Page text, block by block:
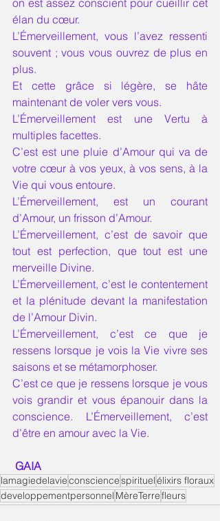
on est assez conscient pour cueillir cet
élan du cœur.
L’Émerveillement, vous l’avez ressenti
souvent ; vous vous ouvrez de plus en
plus.
Et cette grâce si légère, se hâte
maintenant de voler vers vous.
L’Émerveillement est une Vertu à
multiples facettes.
C’est est une pluie d’Amour qui va de
votre cœur à vos yeux, à vos sens, à la
Vie qui vous entoure.
L’Émerveillement, est un courant
d’Amour, un frisson d’Amour.
L’Émerveillement, c’est de savoir que
tout est perfection, que tout est une
merveille Divine.
L’Émerveillement, c’est le contentement
et la plénitude devant la manifestation
de l’Amour Divin.
L’Émerveillement, c’est ce que je
ressens lorsque je vois la Vie vivre ses
saisons et se métamorphoser.
C’est ce que je ressens lorsque je vous
vois grandir et vous épanouir dans la
conscience. L’Émerveillement, c’est
d’être en amour avec la Vie.
GAIA
lamagiedelavieconsciencespirituelélixirs floraux
developpementpersonnel MèreTerrefleurs